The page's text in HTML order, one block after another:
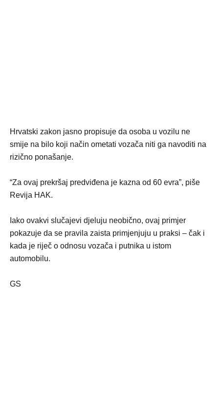
Hrvatski zakon jasno propisuje da osoba u vozilu ne
smije na bilo koji način ometati vozača niti ga navoditi na
rizično ponašanje.
“Za ovaj prekršaj predviđena je kazna od 60 evra”, piše
Revija HAK.
Iako ovakvi slučajevi djeluju neobično, ovaj primjer
pokazuje da se pravila zaista primjenjuju u praksi – čak i
kada je riječ o odnosu vozača i putnika u istom
automobilu.
GS